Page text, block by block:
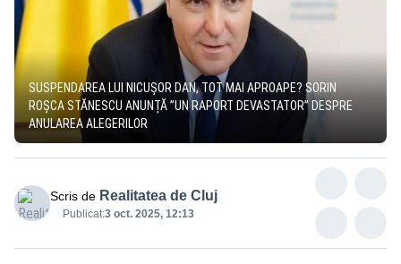
SUSPENDAREA LUI NICUȘOR DAN, TOT MAI APROAPE? SORIN
ROȘCA STĂNESCU ANUNȚĂ ”UN RAPORT DEVASTATOR” DESPRE
ANULAREA ALEGERILOR
Scris de Realitatea de Cluj
Publicat:3 oct. 2025, 12:13